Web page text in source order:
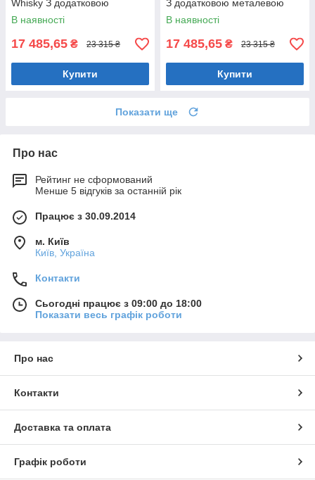
Whisky З додатковою
металевою цільнозварною
рамою Коричневий
В наявності
17 485,65 ₴ 23 315 ₴
Купити
З додатковою металевою
цільнозварною рамою
Коричневий
В наявності
17 485,65 ₴ 23 315 ₴
Купити
Показати ще
Про нас
Рейтинг не сформований
Менше 5 відгуків за останній рік
Працює з 30.09.2014
м. Київ
Київ, Україна
Контакти
Сьогодні працює з 09:00 до 18:00
Показати весь графік роботи
Про нас
Контакти
Доставка та оплата
Графік роботи